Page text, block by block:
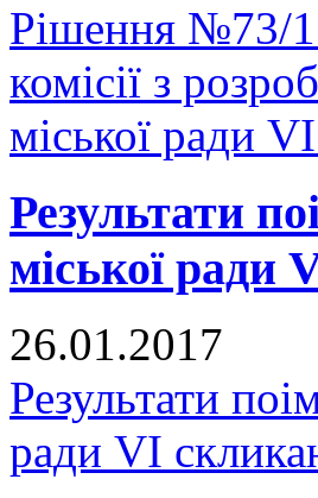
Рішення №73/1
комісії з
міської ради
Результати
міської ради
26.01.2017
Результати
ради VI